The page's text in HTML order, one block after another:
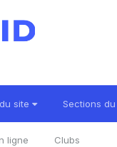
site Sections
ligne Clubs